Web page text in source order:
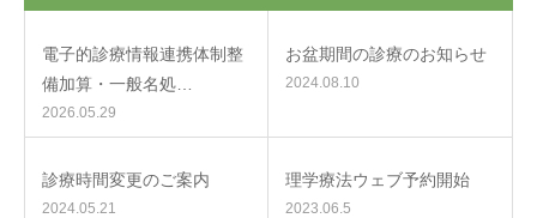
電子的診療情報連携体制整
備加算・一般名処…
2026.05.29
お盆期間の診療のお知らせ
2024.08.10
診療時間変更のご案内
2024.05.21
理学療法ウェブ予約開始
2023.06.5